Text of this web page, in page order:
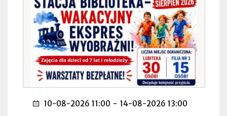
10-08-2026 11:00 - 14-08-2026 13:00